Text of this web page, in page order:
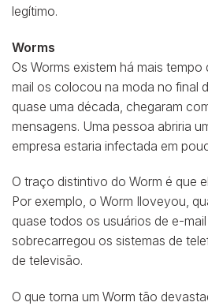
legítimo.
Worms
Os Worms existem há mais
mail os colocou na moda no final
quase uma década, chegaram
mensagens. Uma pessoa abriria
empresa estaria infectada em
O traço distintivo do Worm é que
Por exemplo, o Worm Iloveyou,
quase todos os usuários de e-
sobrecarregou os sistemas de
de televisão.
O que torna um Worm tão